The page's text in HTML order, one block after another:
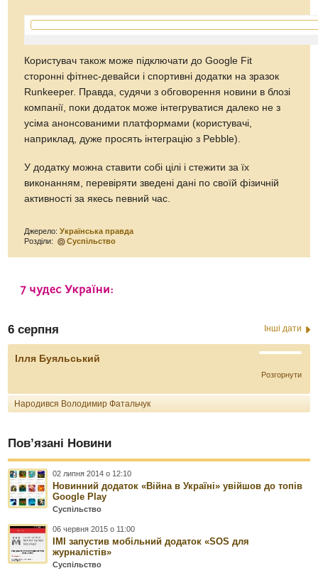
Користувач також може підключати до Google Fit
сторонні фітнес-девайси і спортивні додатки на зразок
Runkeeper. Правда, судячи з обговорення новини в блозі
компанії, поки додаток може інтегруватися далеко не з
усіма анонсованими платформами (користувачі,
наприклад, дуже просять інтеграцію з Pebble).
У додатку можна ставити собі цілі і стежити за їх
виконанням, перевіряти зведені дані по своїй фізичній
активності за якесь певний час.
Джерело:Українська правда
Розділи:
Суспільство
6 серпня Інші дати
Ілля Буяльський
Розгорнути
Народився Володимир Фатальчук
Пов’язані Новини
02 липня 2014 о 12:10
Новинний додаток «Війна в Україні» увійшов до топів
Google Play
Суспільство
06 червня 2015 о 11:00
ІМІ запустив мобільний додаток «SOS для
журналістів»
Суспільство